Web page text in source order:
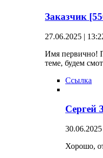
Заказчик
27.06.2025 |
Имя первично!
теме, будем
Ссылка
Сергей
Хорошо,